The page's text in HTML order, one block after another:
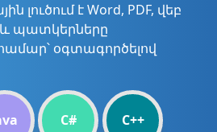
լուծում է Word, PDF, վեբ
պատկերները
օգտագործելով
C# C++